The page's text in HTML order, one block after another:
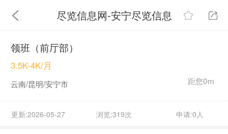
尽览信息网-安宁尽览信息
领班（前厅部）
距您0m
3.5K-4K/月
云南/昆明/安宁市
更新:2026-05-27 浏览:319次 申请:0人